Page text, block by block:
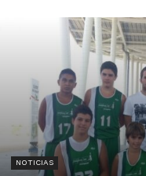
NOTICIAS